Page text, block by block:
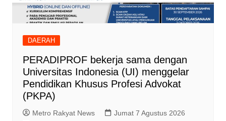
DAERAH
PERADIPROF bekerja sama dengan
Universitas Indonesia (UI) menggelar
Pendidikan Khusus Profesi Advokat
(PKPA)
Metro Rakyat News
Jumat 7 Agustus 2026